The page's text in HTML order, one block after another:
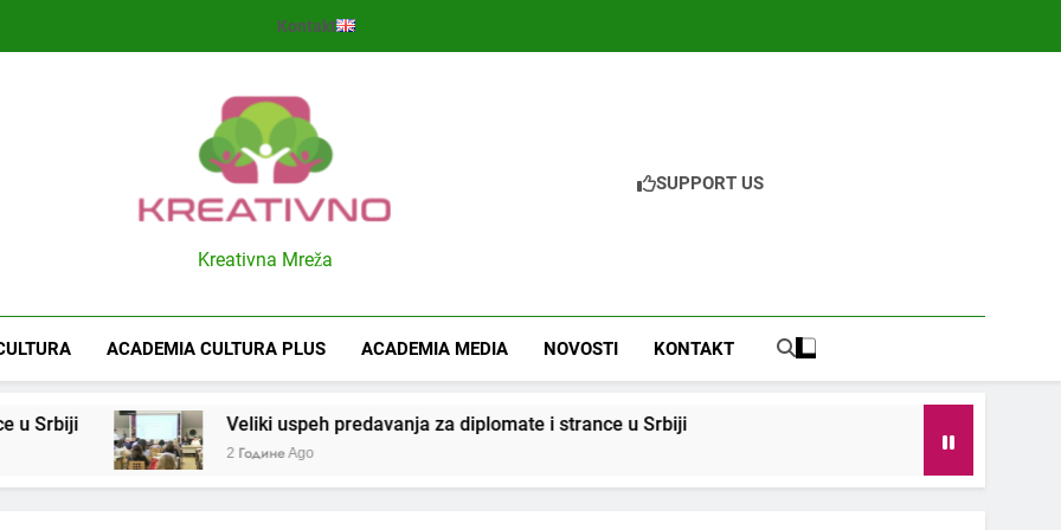
Kontakt
Kreativno
Kreativna Mreža
SUPPORT US
ACADEMIA CULTURA PLUS ACADEMIA MEDIA NOVOSTI KONTAKT
Srbiji Veliki uspeh predavanja za diplomate i strance u Srbiji
2 Године Ago